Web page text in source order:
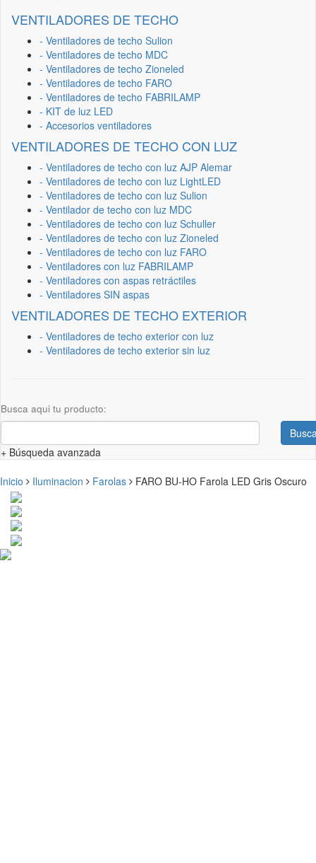
VENTILADORES DE TECHO
- Ventiladores de techo Sulion
- Ventiladores de techo MDC
- Ventiladores de techo Zioneled
- Ventiladores de techo FARO
- Ventiladores de techo FABRILAMP
- KIT de luz LED
- Accesorios ventiladores
VENTILADORES DE TECHO CON LUZ
- Ventiladores de techo con luz AJP Alemar
- Ventiladores de techo con luz LightLED
- Ventiladores de techo con luz Sulion
- Ventilador de techo con luz MDC
- Ventiladores de techo con luz Schuller
- Ventiladores de techo con luz Zioneled
- Ventiladores de techo con luz FARO
- Ventiladores con luz FABRILAMP
- Ventiladores con aspas retráctiles
- Ventiladores SIN aspas
VENTILADORES DE TECHO EXTERIOR
- Ventiladores de techo exterior con luz
- Ventiladores de techo exterior sin luz
Busca aqui tu producto:
+ Búsqueda avanzada
Inicio Iluminacion Farolas FARO BU-HO Farola LED Gris Oscuro